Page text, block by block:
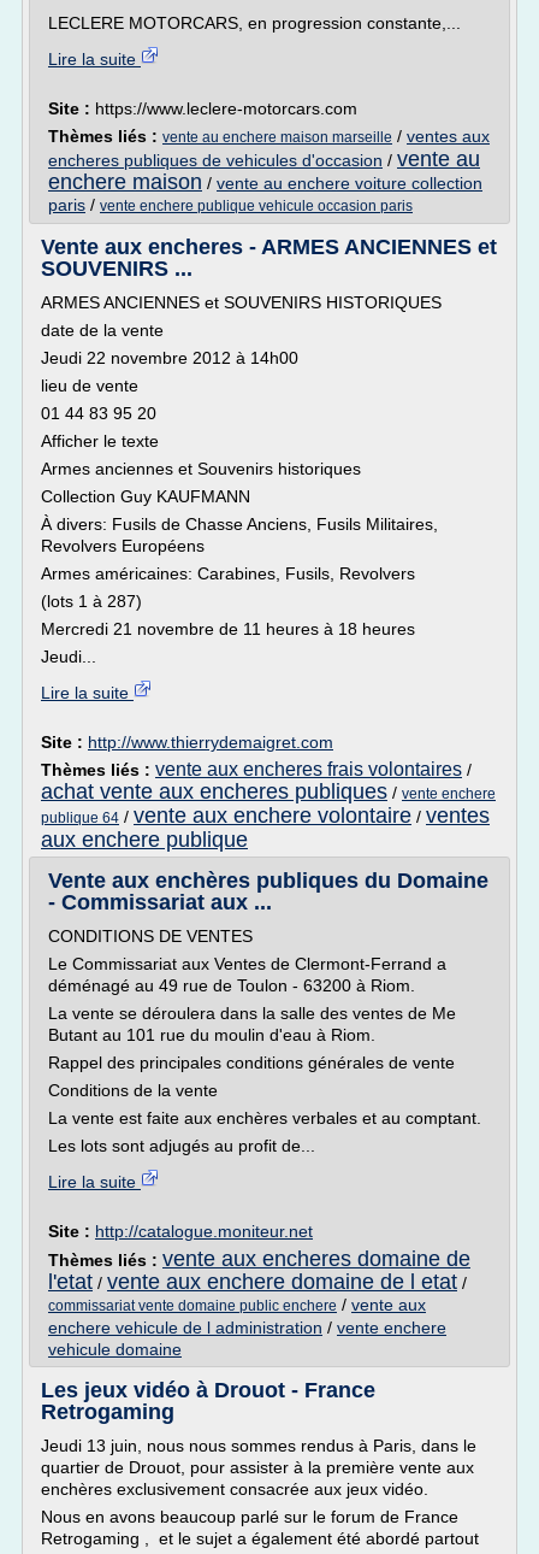
LECLERE MOTORCARS, en progression constante,...
Lire la suite
Site : https://www.leclere-motorcars.com
Thèmes liés : vente au enchere maison marseille / ventes aux
encheres publiques de vehicules d'occasion / vente au
enchere maison / vente au enchere voiture collection
paris / vente enchere publique vehicule occasion paris
Vente aux encheres - ARMES ANCIENNES et
SOUVENIRS ...
ARMES ANCIENNES et SOUVENIRS HISTORIQUES
date de la vente
Jeudi 22 novembre 2012 à 14h00
lieu de vente
01 44 83 95 20
Afficher le texte
Armes anciennes et Souvenirs historiques
Collection Guy KAUFMANN
À divers: Fusils de Chasse Anciens, Fusils Militaires,
Revolvers Européens
Armes américaines: Carabines, Fusils, Revolvers
(lots 1 à 287)
Mercredi 21 novembre de 11 heures à 18 heures
Jeudi...
Lire la suite
Site : http://www.thierrydemaigret.com
Thèmes liés : vente aux encheres frais volontaires /
achat vente aux encheres publiques / vente enchere
publique 64 / vente aux enchere volontaire / ventes
aux enchere publique
Vente aux enchères publiques du Domaine
- Commissariat aux ...
CONDITIONS DE VENTES
Le Commissariat aux Ventes de Clermont-Ferrand a
déménagé au 49 rue de Toulon - 63200 à Riom.
La vente se déroulera dans la salle des ventes de Me
Butant au 101 rue du moulin d'eau à Riom.
Rappel des principales conditions générales de vente
Conditions de la vente
La vente est faite aux enchères verbales et au comptant.
Les lots sont adjugés au profit de...
Lire la suite
Site : http://catalogue.moniteur.net
Thèmes liés : vente aux encheres domaine de
l'etat / vente aux enchere domaine de l etat /
commissariat vente domaine public enchere / vente aux
enchere vehicule de l administration / vente enchere
vehicule domaine
Les jeux vidéo à Drouot - France
Retrogaming
Jeudi 13 juin, nous nous sommes rendus à Paris, dans le
quartier de Drouot, pour assister à la première vente aux
enchères exclusivement consacrée aux jeux vidéo.
Nous en avons beaucoup parlé sur le forum de France
Retrogaming , et le sujet a également été abordé partout